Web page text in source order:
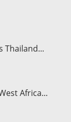
Thailand...
Africa...